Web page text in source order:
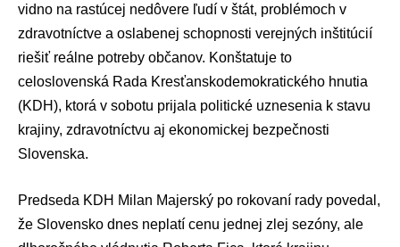
vidno na rastúcej nedôvere ľudí v štát, problémoch v
zdravotníctve a oslabenej schopnosti verejných inštitúcií
riešiť reálne potreby občanov. Konštatuje to
celoslovenská Rada Kresťanskodemokratického hnutia
(KDH), ktorá v sobotu prijala politické uznesenia k stavu
krajiny, zdravotníctvu aj ekonomickej bezpečnosti
Slovenska.
Predseda KDH Milan Majerský po rokovaní rady povedal,
že Slovensko dnes neplatí cenu jednej zlej sezóny, ale